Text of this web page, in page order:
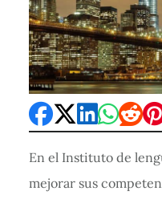
En el Instituto de
mejorar sus